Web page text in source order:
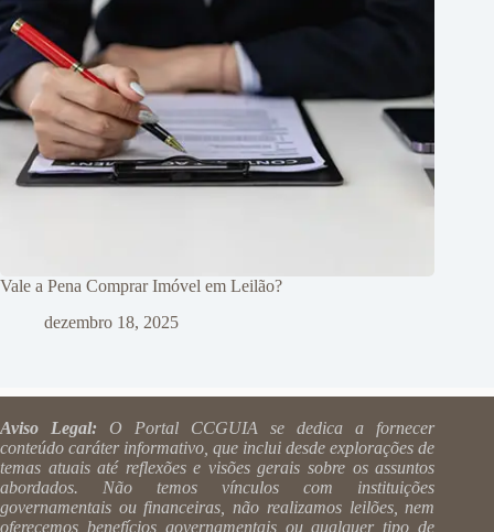
Vale a Pena Comprar Imóvel em Leilão?
dezembro 18, 2025
Aviso Legal: O Portal CCGUIA se dedica a fornecer
conteúdo caráter informativo, que inclui desde explorações de
temas atuais até reflexões e visões gerais sobre os assuntos
abordados. Não temos vínculos com instituições
governamentais ou financeiras, não realizamos leilões, nem
oferecemos benefícios governamentais ou qualquer tipo de